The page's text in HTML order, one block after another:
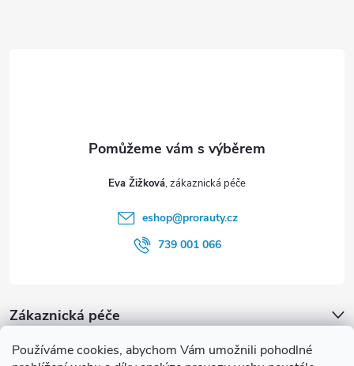
Používáme cookies, abychom Vám umožnili pohodlné
Zákaznická péče
proRauty.cz
Eva Žižková
eshop@prorauty.cz
739 001 066